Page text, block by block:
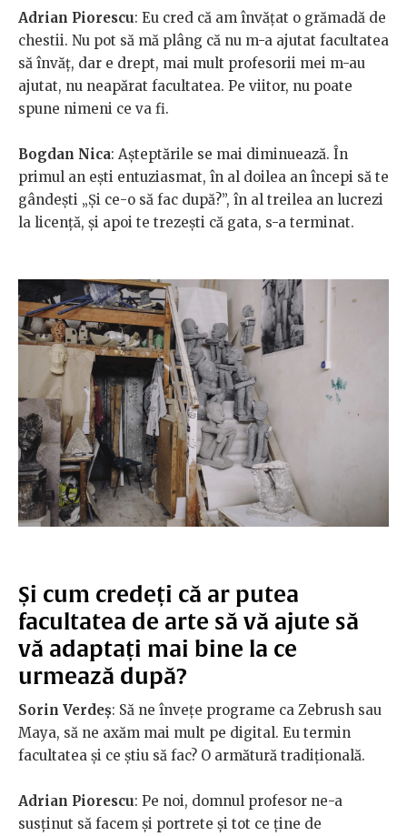
Adrian Piorescu: Eu cred că am învățat o grămadă de
chestii. Nu pot să mă plâng că nu m-a ajutat facultatea
să învăț, dar e drept, mai mult profesorii mei m-au
ajutat, nu neapărat facultatea. Pe viitor, nu poate
spune nimeni ce va fi.
Bogdan Nica: Așteptările se mai diminuează. În
primul an ești entuziasmat, în al doilea an începi să te
gândești „Și ce-o să fac după?”, în al treilea an lucrezi
la licență, și apoi te trezești că gata, s-a terminat.
Și cum credeți că ar putea
facultatea de arte să vă ajute să
vă adaptați mai bine la ce
urmează după?
Sorin Verdeș: Să ne învețe programe ca Zebrush sau
Maya, să ne axăm mai mult pe digital. Eu termin
facultatea și ce știu să fac? O armătură tradițională.
Adrian Piorescu: Pe noi, domnul profesor ne-a
susținut să facem și portrete și tot ce ține de